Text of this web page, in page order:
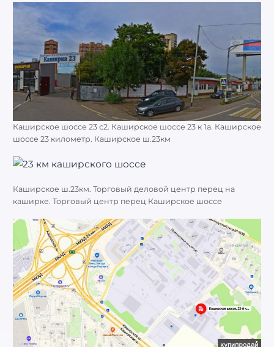
Каширское шоссе 23 с2. Каширское шоссе 23 к 1а. Каширское
шоссе 23 километр. Каширское ш.23км
Каширское ш.23км. Торговый деловой центр перец на
каширке. Торговый центр перец Каширское шоссе